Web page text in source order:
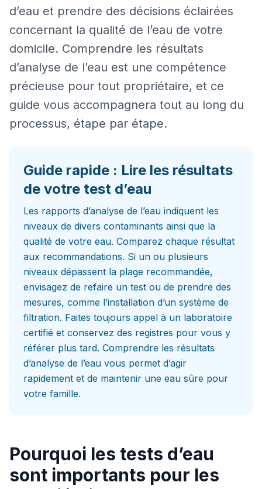
d’eau et prendre des décisions éclairées
concernant la qualité de l’eau de votre
domicile. Comprendre les résultats
d’analyse de l’eau est une compétence
précieuse pour tout propriétaire, et ce
guide vous accompagnera tout au long du
processus, étape par étape.
Guide rapide : Lire les résultats
de votre test d’eau
Les rapports d’analyse de l’eau indiquent les
niveaux de divers contaminants ainsi que la
qualité de votre eau. Comparez chaque résultat
aux recommandations. Si un ou plusieurs
niveaux dépassent la plage recommandée,
envisagez de refaire un test ou de prendre des
mesures, comme l’installation d’un système de
filtration. Faites toujours appel à un laboratoire
certifié et conservez des registres pour vous y
référer plus tard. Comprendre les résultats
d’analyse de l’eau vous permet d’agir
rapidement et de maintenir une eau sûre pour
votre famille.
Pourquoi les tests d’eau
sont importants pour les